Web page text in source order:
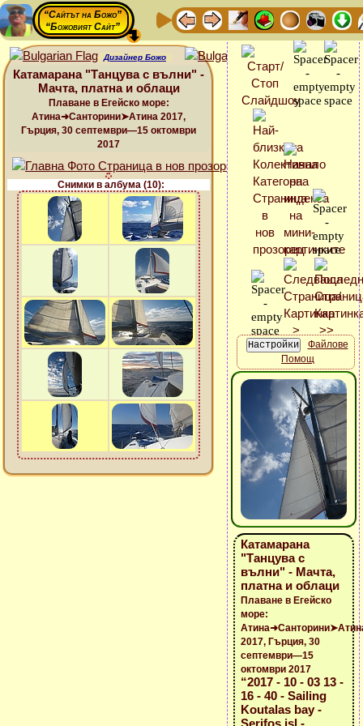
“Сайтът на Божо”
“Божовият Сайт”
Дизайнер Божо
Катамарана "Танцува с вълни" -
Мачта, платна и облаци
Плаване в Егейско море:
Атина➜Санторини➤Атина 2017,
Гърция, 30 септември—15 октомври
2017
Снимки в албума (10):
Файлове
Помощ
Катамарана
"Танцува с
вълни" - Мачта,
платна и облаци
Плаване в Егейско
море:
2017, Гърция, 30
септември—15
октомври 2017
“2017 - 10 - 03 13 -
16 - 40 - Sailing
Koutalas bay -
Serifos isl -